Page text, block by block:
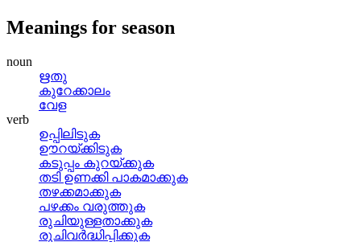
Meanings for season
noun
ഋതു
കുറേക്കാലം
വേള
verb
ഉപ്പിലിടുക
ഊറയ്‌ക്കിടുക
കടുപ്പം കുറയ്‌ക്കുക
തടി ഉണക്കി പാകമാക്കുക
തഴക്കമാക്കുക
പഴക്കം വരുത്തുക
രുചിയുള്ളതാക്കുക
രുചിവര്‍ദ്ധിപ്പിക്കുക